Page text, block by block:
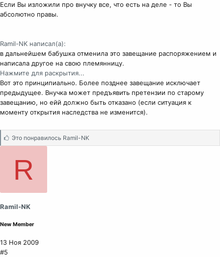
Если Вы изложили про внучку все, что есть на деле - то Вы
абсолютно правы.
Ramil-NK написал(а):
в дальнейшем бабушка отменила это завещание распоряжением и
написала другое на свою племянницу.
Нажмите для раскрытия...
Вот это принципиально. Более позднее завещание исключает
предыдущее. Внучка может предъявить претензии по старому
завещанию, но ейй должно быть отказано (если ситуация к
моменту открытия наследства не изменится).
С
и
и
Это понравилось Ramil-NK
R
Ramil-NK
New Member
13 Ноя 2009
#5